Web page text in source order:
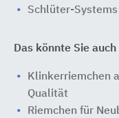
Schlüter-Systems
Das könnte Sie
Klinkerriemchen
Qualität
Riemchen für